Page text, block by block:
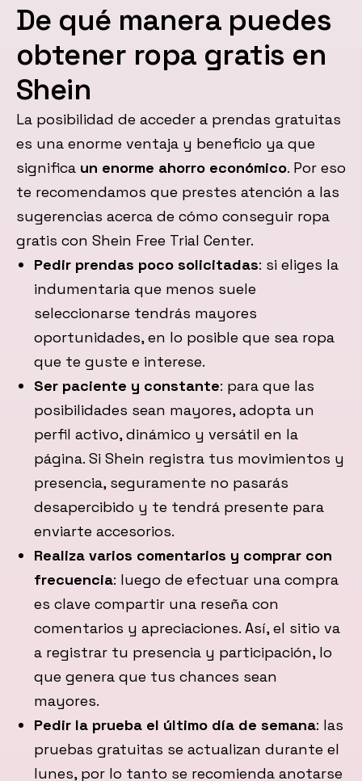
De qué manera puedes
obtener ropa gratis en
Shein
La posibilidad de acceder a prendas gratuitas
es una enorme ventaja y beneficio ya que
significa un enorme ahorro económico. Por eso
te recomendamos que prestes atención a las
sugerencias acerca de cómo conseguir ropa
gratis con Shein Free Trial Center.
Pedir prendas poco solicitadas: si eliges la
indumentaria que menos suele
seleccionarse tendrás mayores
oportunidades, en lo posible que sea ropa
que te guste e interese.
Ser paciente y constante: para que las
posibilidades sean mayores, adopta un
perfil activo, dinámico y versátil en la
página. Si Shein registra tus movimientos y
presencia, seguramente no pasarás
desapercibido y te tendrá presente para
enviarte accesorios.
Realiza varios comentarios y comprar con
frecuencia: luego de efectuar una compra
es clave compartir una reseña con
comentarios y apreciaciones. Así, el sitio va
a registrar tu presencia y participación, lo
que genera que tus chances sean
mayores.
Pedir la prueba el último día de semana: las
pruebas gratuitas se actualizan durante el
lunes, por lo tanto se recomienda anotarse